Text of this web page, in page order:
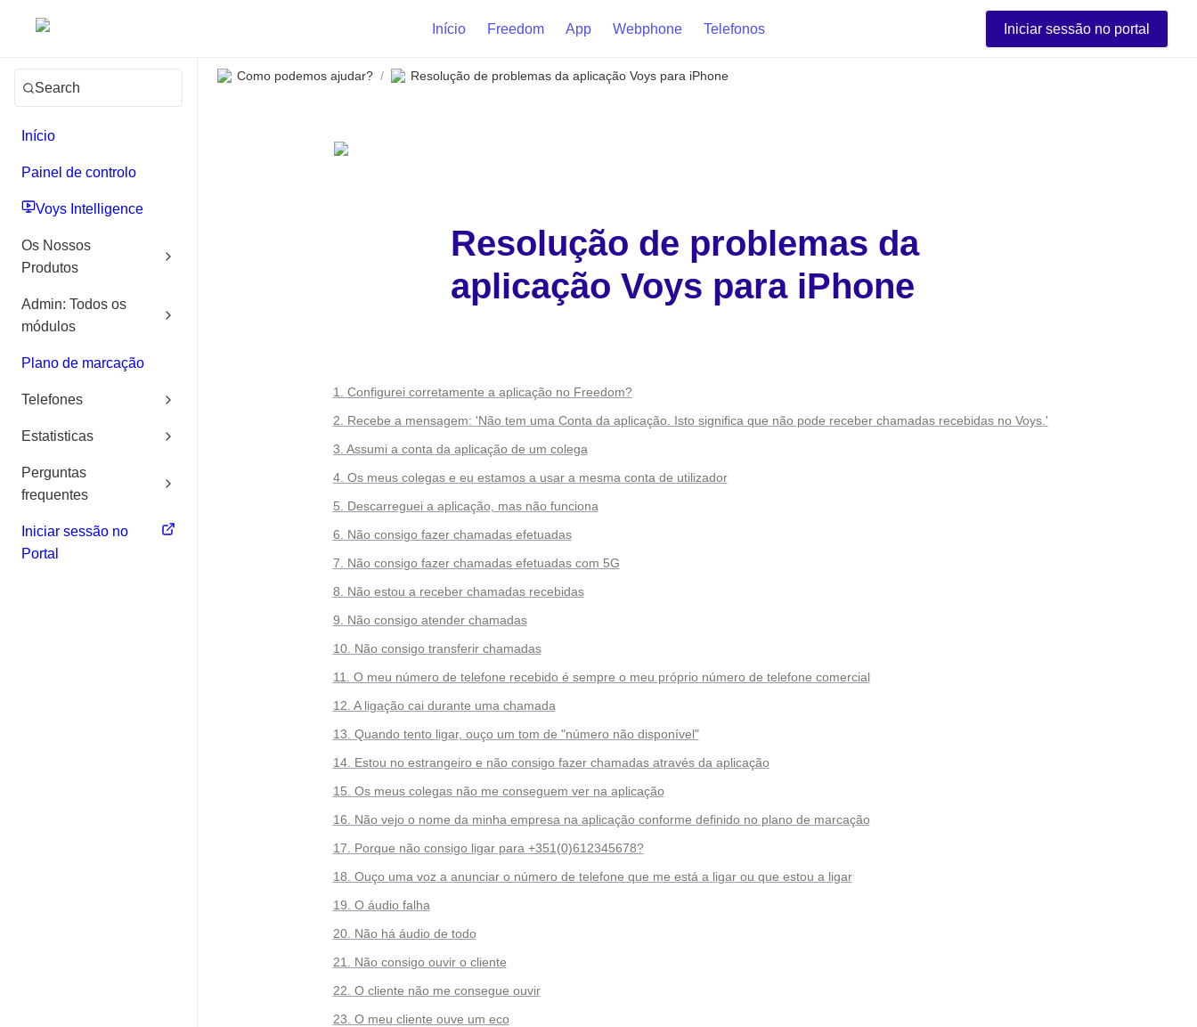
Início Freedom App Webphone Telefonos Iniciar sessão no portal
Search
Início
Painel de controlo
Voys Intelligence
Os Nossos
Produtos
Admin: Todos os
módulos
Plano de marcação
Telefones
Estatisticas
Perguntas
frequentes
Iniciar sessão no
Portal
Como podemos ajudar? / Resolução de problemas da aplicação Voys para iPhone
Resolução de problemas da
aplicação Voys para iPhone
1. Configurei corretamente a aplicação no Freedom?
2. Recebe a mensagem: 'Não tem uma Conta da aplicação. Isto significa que não pode receber chamadas recebidas no Voys.'
3. Assumi a conta da aplicação de um colega
4. Os meus colegas e eu estamos a usar a mesma conta de utilizador
5. Descarreguei a aplicação, mas não funciona
6. Não consigo fazer chamadas efetuadas
7. Não consigo fazer chamadas efetuadas com 5G
8. Não estou a receber chamadas recebidas
9. Não consigo atender chamadas
10. Não consigo transferir chamadas
11. O meu número de telefone recebido é sempre o meu próprio número de telefone comercial
12. A ligação cai durante uma chamada
13. Quando tento ligar, ouço um tom de "número não disponível"
14. Estou no estrangeiro e não consigo fazer chamadas através da aplicação
15. Os meus colegas não me conseguem ver na aplicação
16. Não vejo o nome da minha empresa na aplicação conforme definido no plano de marcação
17. Porque não consigo ligar para +351(0)612345678?
18. Ouço uma voz a anunciar o número de telefone que me está a ligar ou que estou a ligar
19. O áudio falha
20. Não há áudio de todo
21. Não consigo ouvir o cliente
22. O cliente não me consegue ouvir
23. O meu cliente ouve um eco